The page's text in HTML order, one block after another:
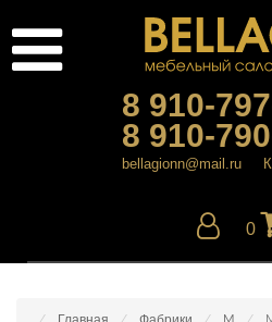
8 910-
8 910-
bellagionn@mail.ru
0